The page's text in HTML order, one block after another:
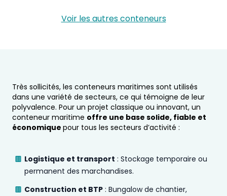
Voir les autres conteneurs
Très sollicités, les conteneurs maritimes sont utilisés
dans une variété de secteurs, ce qui témoigne de leur
polyvalence. Pour un projet classique ou innovant, un
conteneur maritime offre une base solide, fiable et
économique pour tous les secteurs d’activité :
Logistique et transport : Stockage temporaire ou
permanent des marchandises.
Construction et BTP : Bungalow de chantier,